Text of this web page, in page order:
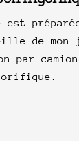
est
de mon
par camion